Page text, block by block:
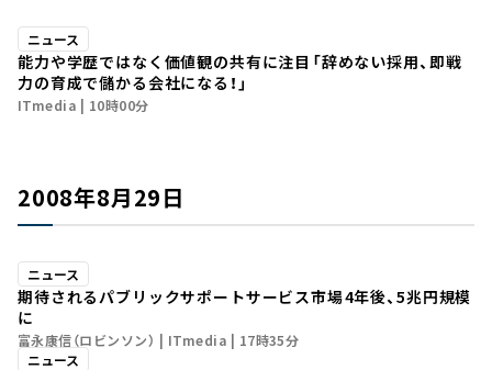
ニュース
能力や学歴ではなく価値観の共有に注目――「辞めない採用、即戦
力の育成で儲かる会社になる！」
ITmedia 10時00分
2008年8月29日
ニュース
期待されるパブリックサポートサービス市場――4年後、5兆円規模
に
富永康信（ロビンソン） ITmedia
17時35分
ニュース